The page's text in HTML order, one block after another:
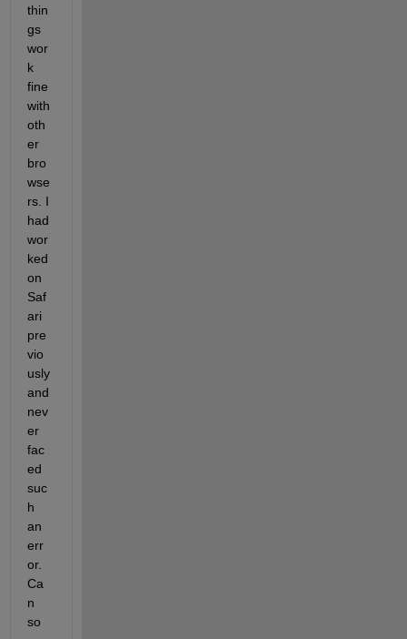
thin
gs
wor
k
fine
with
oth
er
bro
wse
rs. I
had
wor
ked
on
Saf
ari
pre
vio
usly
and
nev
er
fac
ed
suc
h
an
err
or.
Ca
n
so